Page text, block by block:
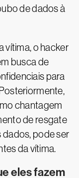
de dados à
vítima, o hacker
busca de
para
chantagem
de resgate
dados, pode ser
da vítima.
eles fazem